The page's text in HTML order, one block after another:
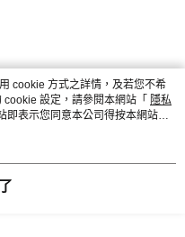
cookie 方式之詳情，及若您不希
設定，請參閱本網站「 隱私
即表示您同意本公司得按本網站使